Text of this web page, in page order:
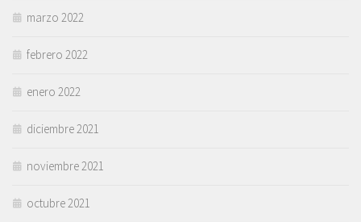
marzo 2022
febrero 2022
enero 2022
diciembre 2021
noviembre 2021
octubre 2021